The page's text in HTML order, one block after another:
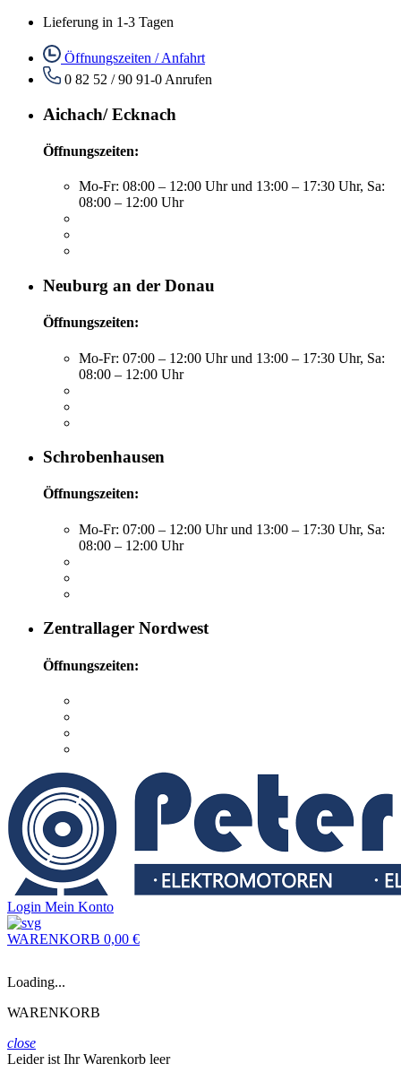
Lieferung in 1-3 Tagen
Öffnungszeiten / Anfahrt
0 82 52 / 90 91-0 Anrufen
Aichach/ Ecknach
Öffnungszeiten:
Mo-Fr: 08:00 – 12:00 Uhr und 13:00 – 17:30 Uhr, Sa:
08:00 – 12:00 Uhr
Neuburg an der Donau
Öffnungszeiten:
Mo-Fr: 07:00 – 12:00 Uhr und 13:00 – 17:30 Uhr, Sa:
08:00 – 12:00 Uhr
Schrobenhausen
Öffnungszeiten:
Mo-Fr: 07:00 – 12:00 Uhr und 13:00 – 17:30 Uhr, Sa:
08:00 – 12:00 Uhr
Zentrallager Nordwest
Öffnungszeiten:
Login Mein Konto
WARENKORB 0,00 €
Loading...
WARENKORB
close
Leider ist Ihr Warenkorb leer